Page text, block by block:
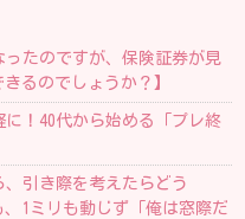
ったのですが、保険証券が見
るのでしょうか？】
！40代から始める「プレ終
引き際を考えたらどう
1ミリも動じず「俺は窓際だ